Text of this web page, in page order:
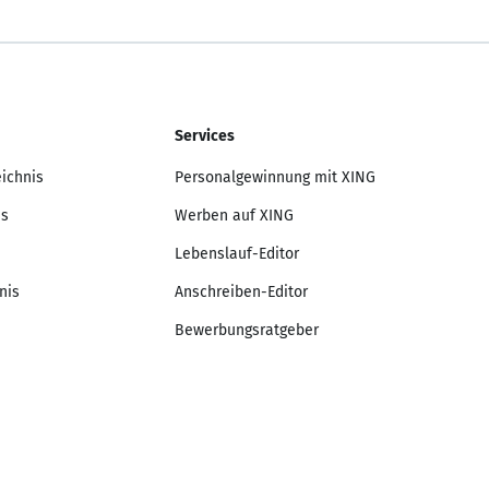
Services
Personalgewinnung mit XING
Werben auf XING
Lebenslauf-Editor
Anschreiben-Editor
Bewerbungsratgeber